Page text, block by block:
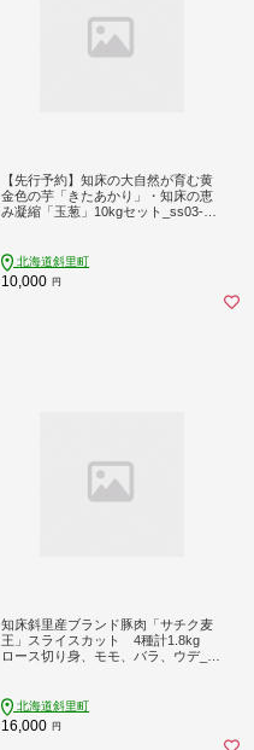
【先行予約】知床の大自然が育む黄
金色の芋「きたあかり」・知床の恵
み凝縮「玉葱」10kgセット_ss03-00
北海道斜里町
10,000 円
知床斜里産ブランド豚肉「サチク麦
王」スライスカット 4種計1.8kg
ロース切り身、モモ、バラ、ウデ_ss
北海道斜里町
16,000 円